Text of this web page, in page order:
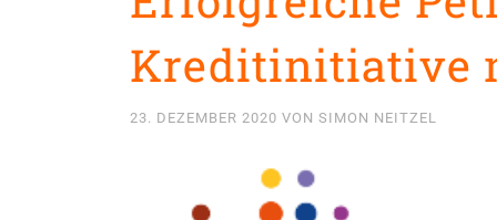
Kreditinitiative
23. DEZEMBER 2020 VON SIMON NEITZEL